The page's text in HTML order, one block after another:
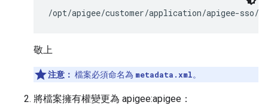
/opt/apigee/customer/application/apigee-sso/
敬上
注意： 檔案必須命名為 metadata.xml。
將檔案擁有權變更為 apigee:apigee：